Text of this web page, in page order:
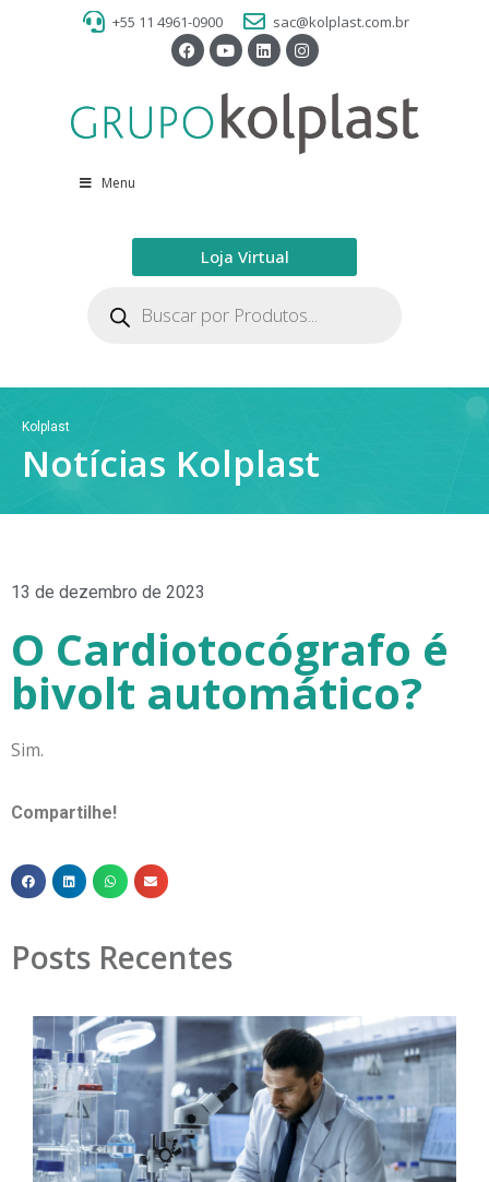
+55 11 4961-0900 sac@kolplast.com.br
Menu
Loja Virtual
Kolplast
Notícias Kolplast
13 de dezembro de 2023
O Cardiotocógrafo é
bivolt automático?
Sim.
Compartilhe!
Posts Recentes